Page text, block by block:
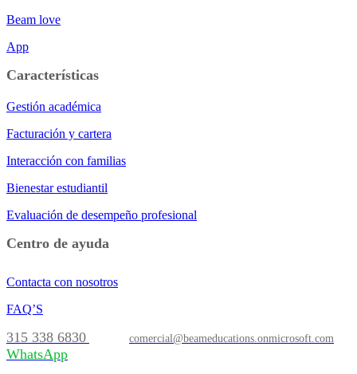
Beam love
App
Características
Gestión académica
Facturación y cartera
Interacción con familias
Bienestar estudiantil
Evaluación de desempeño profesional
Centro de ayuda
Contacta con nosotros
FAQ’S
315 338 6830 comercial@beameducations.onmicrosoft.com
WhatsApp